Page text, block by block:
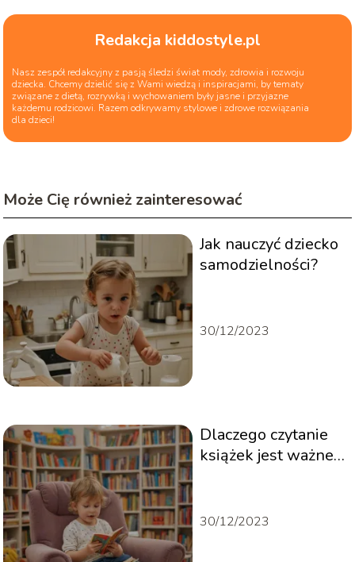
Redakcja kiddostyle.pl
Nasz zespół redakcyjny z pasją śledzi świat mody, zdrowia i rozwoju
dziecka. Chcemy dzielić się z Wami wiedzą i inspiracjami, by tematy
związane z dietą, rozrywką i wychowaniem były jasne i przyjazne
każdemu rodzicowi. Razem odkrywamy stylowe i zdrowe rozwiązania
dla dzieci!
Może Cię również zainteresować
Jak nauczyć dziecko
samodzielności?
30/12/2023
Dlaczego czytanie
książek jest ważne
30/12/2023